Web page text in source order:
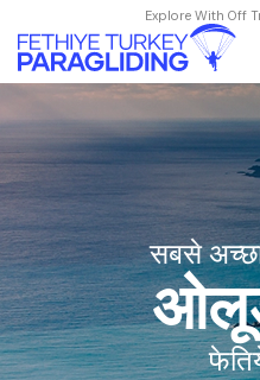
Explore With Off
सबसे